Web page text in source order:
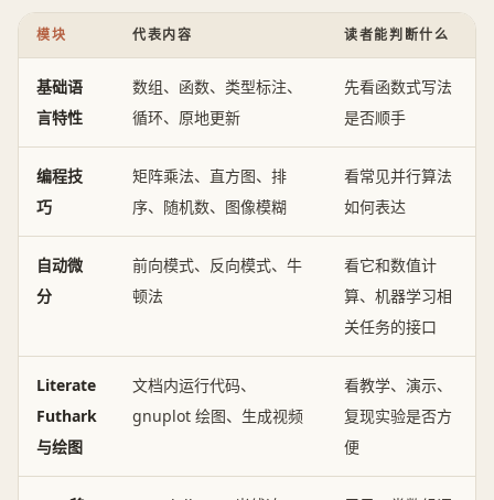
模块 代表内容 读者能判断什么
基础语
言特性
数组、函数、类型标注、
循环、原地更新
先看函数式写法
是否顺手
编程技
巧
矩阵乘法、直方图、排
序、随机数、图像模糊
看常见并行算法
如何表达
自动微
分
前向模式、反向模式、牛
顿法
看它和数值计
算、机器学习相
关任务的接口
Literate
Futhark
与绘图
文档内运行代码、
gnuplot 绘图、生成视频
看教学、演示、
复现实验是否方
便